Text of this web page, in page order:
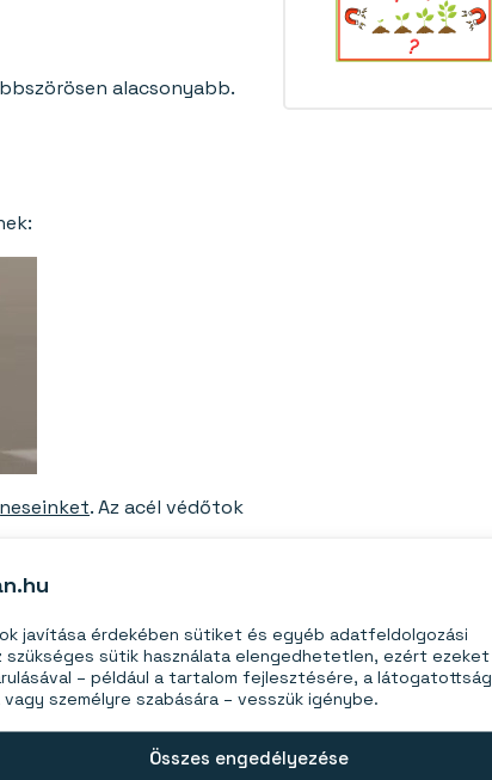
javítása érdekében sütiket és egyéb adatfeldolgozási
sütik használata elengedhetetlen, ezért ezeket
– például a tartalom fejlesztésére, a látogatottság
személyre szabására – vesszük igénybe.
Összes engedélyezése
alacsonyabb.
. Az acél védőtok
sérülése után a mágnes
vagy erősen
az ütésektől és